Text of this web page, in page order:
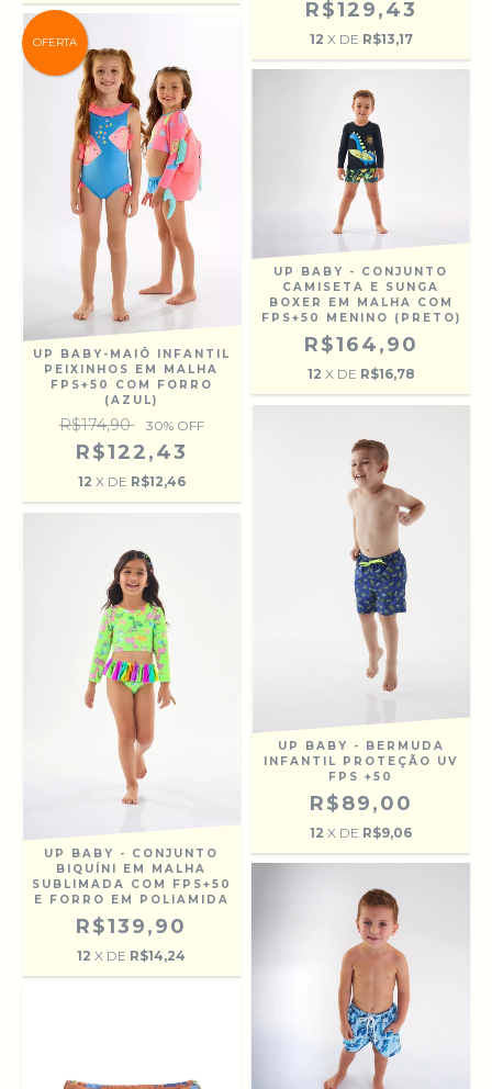
R$129,43
12 X DE R$13,17
OFERTA
UP BABY-MAIÔ INFANTIL
PEIXINHOS EM MALHA
FPS+50 COM FORRO
(AZUL)
R$174,90 30% OFF
R$122,43
12 X DE R$12,46
UP BABY - CONJUNTO
CAMISETA E SUNGA
BOXER EM MALHA COM
FPS+50 MENINO (PRETO)
R$164,90
12 X DE R$16,78
UP BABY - CONJUNTO
BIQUÍNI EM MALHA
SUBLIMADA COM FPS+50
E FORRO EM POLIAMIDA
R$139,90
12 X DE R$14,24
UP BABY - BERMUDA
INFANTIL PROTEÇÃO UV
FPS +50
R$89,00
12 X DE R$9,06